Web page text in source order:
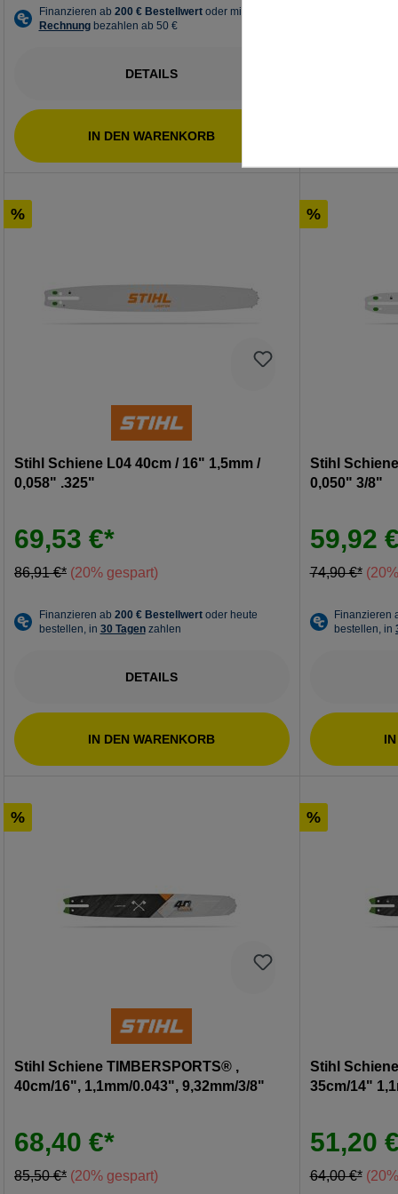
DETAILS
IN DEN WARENKORB
%
Stihl Schiene L04 40cm / 16" 1,5mm /
0,058" .325"
69,53 €*
86,91 €* (20% gespart)
DETAILS
IN DEN WARENKORB
%
Stihl
0,050" 3/8"
59,92
74,90 €*
%
Stihl Schiene TIMBERSPORTS® ,
40cm/16", 1,1mm/0.043", 9,32mm/3/8"
68,40 €*
85,50 €* (20% gespart)
%
Stihl
35cm/14"
51,20
64,00 €*